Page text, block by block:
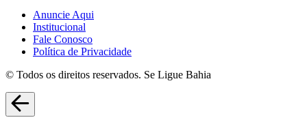
Anuncie Aqui
Institucional
Fale Conosco
Política de Privacidade
© Todos os direitos reservados. Se Ligue Bahia